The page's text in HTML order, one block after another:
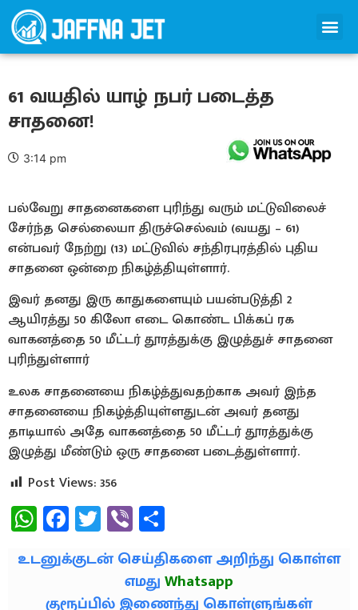
61 வயதில் யாழ் நபர் படைத்த
சாதனை!
3:14 pm
பல்வேறு சாதனைகளை புரிந்து வரும் மட்டுவிலைச்
சேர்ந்த செல்லையா திருச்செல்வம் (வயது – 61)
என்பவர் நேற்று (13) மட்டுவில் சந்திரபுரத்தில் புதிய
சாதனை ஒன்றை நிகழ்த்தியுள்ளார்.
இவர் தனது இரு காதுகளையும் பயன்படுத்தி 2
ஆயிரத்து 50 கிலோ எடை கொண்ட பிக்கப் ரக
வாகனத்தை 50 மீட்டர் தூரத்துக்கு இழுத்துச் சாதனை
புரிந்துள்ளார்
உலக சாதனையை நிகழ்த்துவதற்காக அவர் இந்த
சாதனையை நிகழ்த்தியுள்ளதுடன் அவர் தனது
தாடியால் அதே வாகனத்தை 50 மீட்டர் தூரத்துக்கு
இழுத்து மீண்டும் ஒரு சாதனை படைத்துள்ளார்.
Post Views:356
WhatsApp
Facebook
Twitter
Viber
உடனுக்குடன் செய்திகளை அறிந்து கொள்ள
எமதுWhatsapp
குரூப்பில் இணைந்து கொள்ளுங்கள்